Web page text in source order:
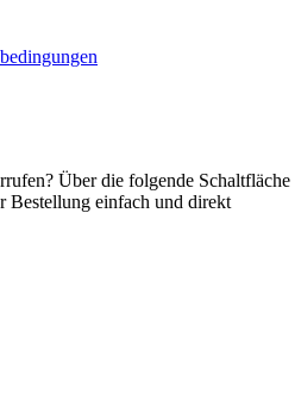
Über die folgende Schaltfläche
Bestellung einfach und direkt